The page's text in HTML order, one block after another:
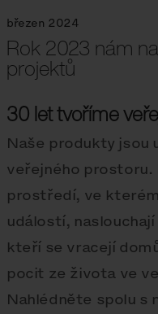
březen 2024
Rok 2023 nám
projektů
30 let tvoříme
Naše produkty
veřejného prostoru.
prostředí, ve
událostí,
kteří se vracejí
pocit ze života ve
Nahlédněte spolu s